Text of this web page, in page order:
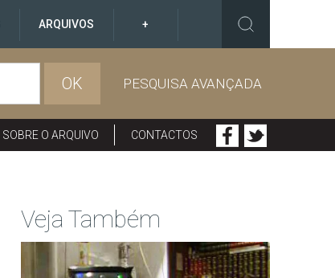
ARQUIVOS +
OK PESQUISA AVANÇADA
SOBRE O ARQUIVO CONTACTOS
Veja Também